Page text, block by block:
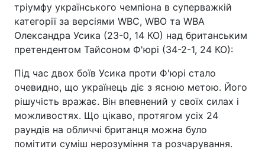
тріумфу українського чемпіона в суперважкій
категорії за версіями WBC, WBO та WBA
Олександра Усика (23-0, 14 КО) над британським
претендентом Тайсоном Ф'юрі (34-2-1, 24 КО):
Під час двох боїв Усика проти Ф'юрі стало
очевидно, що українець діє з ясною метою. Його
рішучість вражає. Він впевнений у своїх силах і
можливостях. Що цікаво, протягом усіх 24
раундів на обличчі британця можна було
помітити суміш нерозуміння та розчарування.